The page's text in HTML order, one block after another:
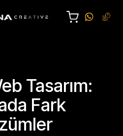
Tasarım:
Fark